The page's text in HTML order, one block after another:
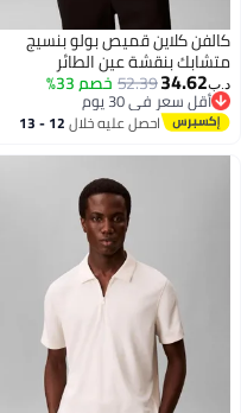
كلاين قميص بولو بنسيج
بنقشة عين الطائر
34.62
52.39خصم 33%
سعر في 30 يوم
سعر في 30 يوماحصل عليه خلال 12 - 13